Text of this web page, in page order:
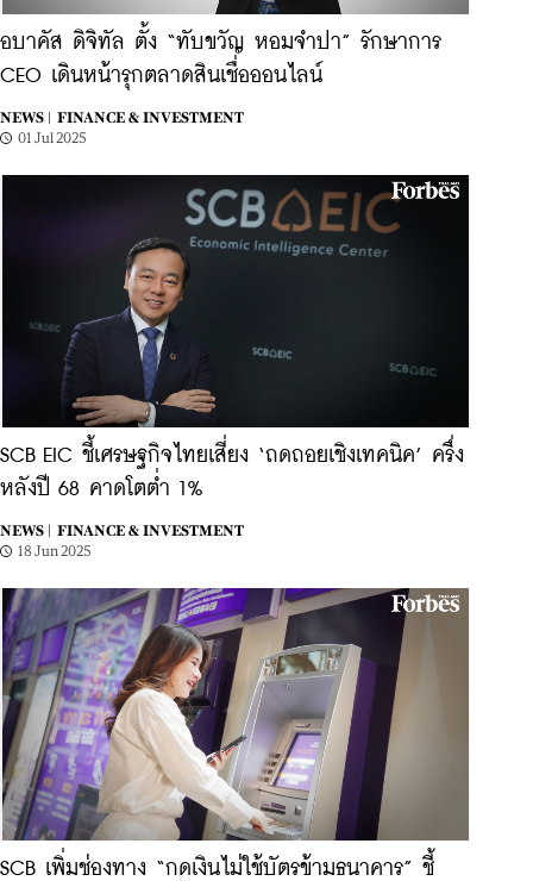
อบาคัส ดิจิทัล ตั้ง “ทับขวัญ หอมจำปา” รักษาการ
CEO เดินหน้ารุกตลาดสินเชื่อออนไลน์
NEWS |
FINANCE & INVESTMENT
01 Jul 2025
SCB EIC ชี้เศรษฐกิจไทยเสี่ยง ‘ถดถอยเชิงเทคนิค’ ครึ่ง
หลังปี 68 คาดโตต่ำ 1%
NEWS |
FINANCE & INVESTMENT
18 Jun 2025
SCB เพิ่มช่องทาง “กดเงินไม่ใช้บัตรข้ามธนาคาร” ชี้